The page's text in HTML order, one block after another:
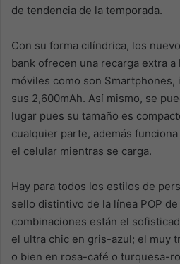
de tendencia de la temporada.
Con su forma cilíndrica, los
bank ofrecen una recarga extra
móviles como son Smartphones,
sus 2,600mAh. Así mismo, se
lugar pues su tamaño es
cualquier parte, además
el celular mientras se carga.
Hay para todos los estilos de
sello distintivo de la línea POP
combinaciones están el
el ultra chic en gris-azul; el muy
o bien en rosa-café o turquesa-